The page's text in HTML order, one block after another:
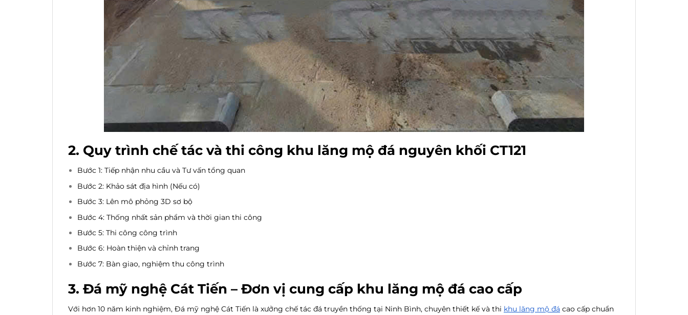
2. Quy trình chế tác và thi công khu lăng mộ đá nguyên khối CT121
Bước 1: Tiếp nhận nhu cầu và Tư vấn tổng quan
Bước 2: Khảo sát địa hình (Nếu có)
Bước 3: Lên mô phỏng 3D sơ bộ
Bước 4: Thống nhất sản phẩm và thời gian thi công
Bước 5: Thi công công trình
Bước 6: Hoàn thiện và chỉnh trang
Bước 7: Bàn giao, nghiệm thu công trình
3. Đá mỹ nghệ Cát Tiến – Đơn vị cung cấp khu lăng mộ đá cao cấp
Với hơn 10 năm kinh nghiệm, Đá mỹ nghệ Cát Tiến là xưởng chế tác đá truyền thống tại Ninh Bình, chuyên thiết kế và thi khu lăng mộ đá cao cấp chuẩn